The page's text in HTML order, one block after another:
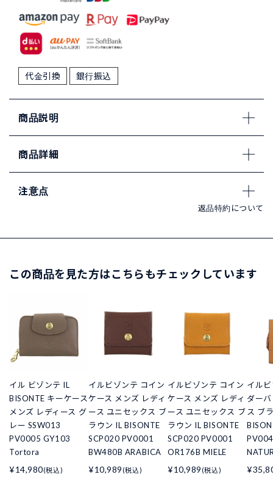
代金引換 銀行振込
商品説明
商品詳細
注意点
返品特約について
この商品を見た方はこちらもチェックしています
イル ビゾンテ IL
BISONTE キーケース
メンズ レディース グ
レー SSW013
PV0005 GY103
Tortora
¥14,980(税込)
イルビゾンテ コイン
ケース メンズ レディ
ース ユニセックス ブ
ラウン IL BISONTE
SCP020 PV0001
BW480B ARABICA
¥10,989 (税込)
イルビゾンテ コイン
ケース メンズ レディ
ース ユニセックス ブ
ラウン IL BISONTE
SCP020 PV0001
OR176B MIELE
¥10,989 (税込)
イル
ダー
ス ブ